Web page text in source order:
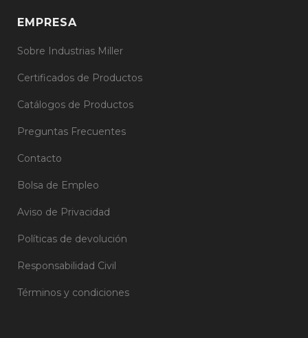
EMPRESA
Sobre Industrias Miller
Certificados de Productos
Catálogos de Productos
Preguntas Frecuentes
Contacto
Bolsa de Empleo
Aviso de Privacidad
Políticas de devolución
Responsabilidad Civil
Términos y condiciones